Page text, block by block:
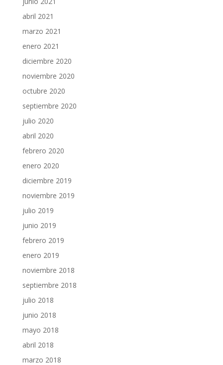
abril 2021
marzo 2021
enero 2021
diciembre 2020
noviembre 2020
octubre 2020
septiembre 2020
julio 2020
abril 2020
febrero 2020
enero 2020
diciembre 2019
noviembre 2019
julio 2019
junio 2019
febrero 2019
enero 2019
noviembre 2018
septiembre 2018
julio 2018
junio 2018
mayo 2018
abril 2018
marzo 2018